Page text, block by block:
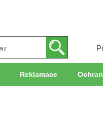
Reklamace